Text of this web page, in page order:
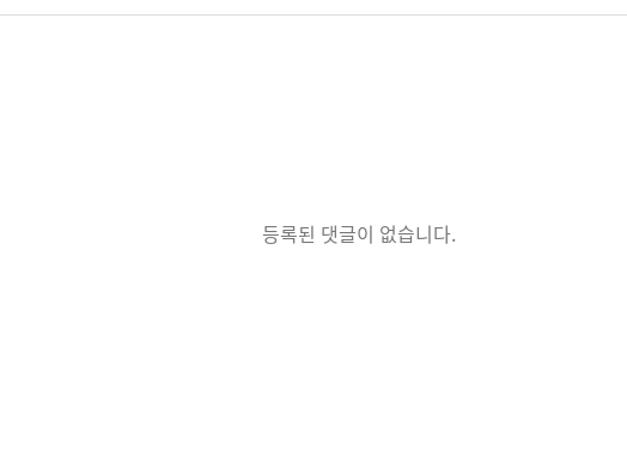
등록된 댓글이 없습니다.